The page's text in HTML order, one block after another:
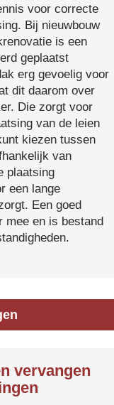
voor correcte
Bij nieuwbouw
is een
geplaatst
erg gevoelig voor
dit daarom over
Die zorgt voor
van de leien
kiezen tussen
van
plaatsing
een lange
Een goed
mee en is bestand
vervangen